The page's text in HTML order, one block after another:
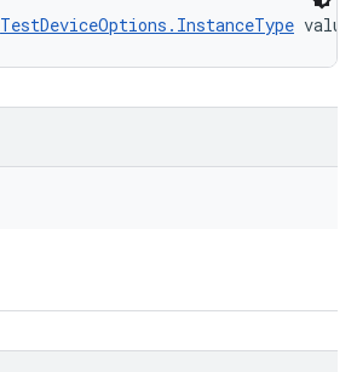
TestDeviceOptions.InstanceType